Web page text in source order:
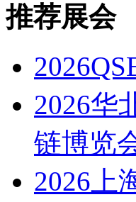
推荐展会
2026华
链博览
2026上